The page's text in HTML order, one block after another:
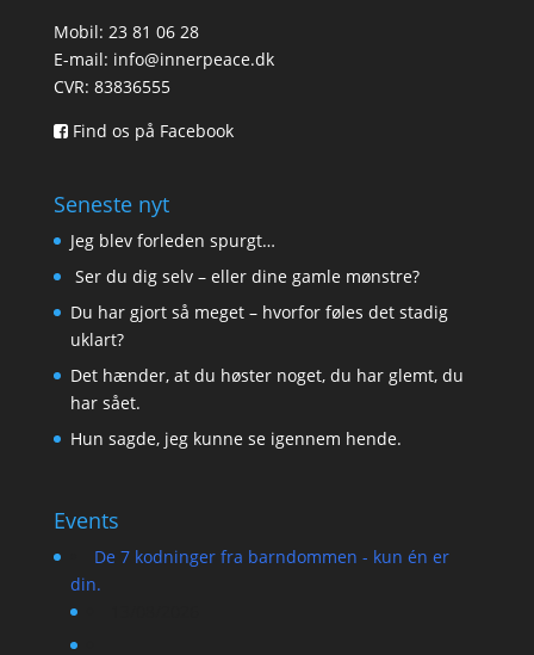
Mobil: 23 81 06 28
E-mail: info@innerpeace.dk
CVR: 83836555
Find os på Facebook
Seneste nyt
Jeg blev forleden spurgt…
Ser du dig selv – eller dine gamle mønstre?
Du har gjort så meget – hvorfor føles det stadig
uklart?
Det hænder, at du høster noget, du har glemt, du
har sået.
Hun sagde, jeg kunne se igennem hende.
Events
De 7 kodninger fra barndommen - kun én er
din.